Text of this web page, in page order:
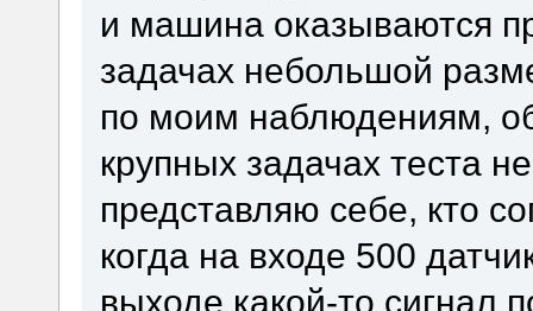
и машина оказываются
задачах небольшой
по моим наблюдениям,
крупных задачах теста
представляю себе, кто
когда на входе 500
выходе какой-то сигнал